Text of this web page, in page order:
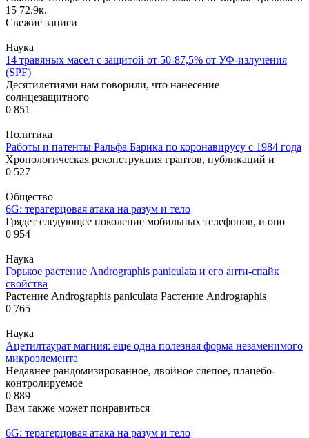
15 72.9к.
Свежие записи
Наука
14 травяных масел с защитой от 50-87,5% от УФ-излучения
(SPF)
Десятилетиями нам говорили, что нанесение
солнцезащитного
0 851
Политика
Работы и патенты Ральфа Барика по коронавирусу с 1984 года
Хронологическая реконструкция грантов, публикаций и
0 527
Общество
6G: терагерцовая атака на разум и тело
Грядет следующее поколение мобильных телефонов, и оно
0 954
Наука
Горькое растение Andrographis paniculata и его анти-спайк
свойства
Растение Andrographis paniculata Растение Andrographis
0 765
Наука
Ацетилтаурат магния: еще одна полезная форма незаменимого
микроэлемента
Недавнее рандомизированное, двойное слепое, плацебо-
контролируемое
0 889
Вам также может понравиться
6G: терагерцовая атака на разум и тело